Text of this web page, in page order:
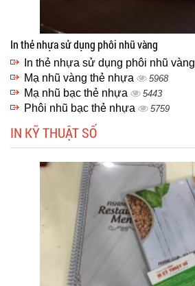
In thẻ nhựa sử dụng phôi nhũ vàng
In thẻ nhựa sử dụng phôi nhũ vàng
Mạ nhũ vàng thẻ nhựa 5968
Mạ nhũ bạc thẻ nhựa 5443
Phôi nhũ bạc thẻ nhựa 5759
IN KỸ THUẬT SỐ